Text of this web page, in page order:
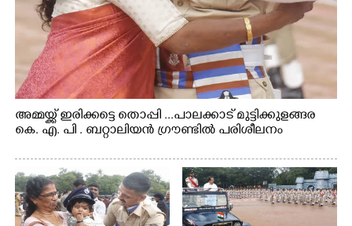
അമ്മയ്ക്ക് ഇരിക്കട്ടെ തൊപ്പി ...പാലക്കാട് മുട്ടിക്കുളങ്ങര
കെ. എ. പി . ബറ്റാലിയൻ ഗ്രൗണ്ടിൽ പരിശീലനം